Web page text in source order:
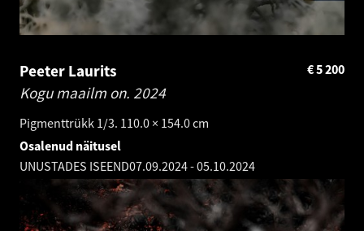
Peeter Laurits
Kogu maailm on. 2024
Pigmenttrükk 1/3. 110.0 × 154.0 cm
5 200
€
Osalenud näitusel
UNUSTADES ISEEND07.09.2024-05.10.2024